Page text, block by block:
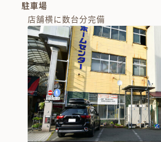
駐車場
店舗横に数台分完備